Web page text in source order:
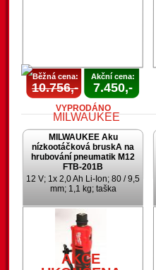
AKCE
UKONČENA
Běžná cena:
10.756,-
Akční cena:
7.450,-
VYPRODÁNO
MILWAUKEE Aku
nízkootáčková bruskA na
hrubování pneumatik M12
FTB-201B
12 V; 1x 2,0 Ah Li-Ion; 80 / 9,5
mm; 1,1 kg; taška
AKCE